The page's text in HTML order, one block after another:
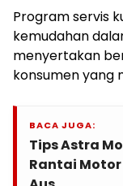
Program servis
kemudahan
menyertakan
konsumen yang
BACA JUGA:
Tips Astra
Rantai